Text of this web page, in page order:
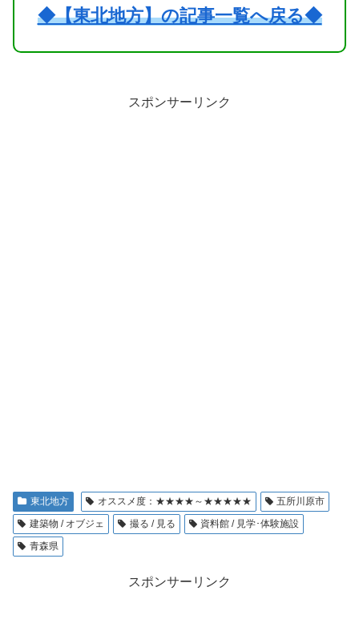
◆【東北地方】の記事一覧へ戻る◆
スポンサーリンク
東北地方 オススメ度：★★★★～★★★★★
五所川原市
建築物 / オブジェ
撮る / 見る
資料館 / 見学･体験施設
青森県
スポンサーリンク